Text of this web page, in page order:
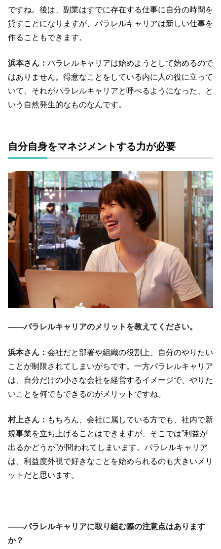
ですね。後は、副業はすでに存在する仕事に自分の時間を
貸すことになりますが、パラレルキャリアは新しい仕事を
作ることもできます。
浜本さん： パラレルキャリアは始めようとして始めるので
はありません。得意なことをしている内に人の役に立って
いて、それがパラレルキャリアと呼べるようになった、と
いう自然発生的なものなんです。
自分自身をマネジメントする力が必要
――パラレルキャリアのメリットを教えてください。
浜本さん： 会社だと部署や組織の役割上、自分のやりたい
ことが制限されてしまいがちです。一方パラレルキャリア
は、自分だけの小さな会社を経営するイメージで、やりた
いことを何でもできるのがメリットですね。
村上さん： もちろん、会社に属している方でも、社内で新
規事業を立ち上げることはできますが、そこでは”利益が
出るかどうか”が問われてしまいます。パラレルキャリア
は、利益度外視で好きなことを始められるのも大きいメリ
ットだと思います。
――パラレルキャリアに取り組む際の注意点はあります
か？